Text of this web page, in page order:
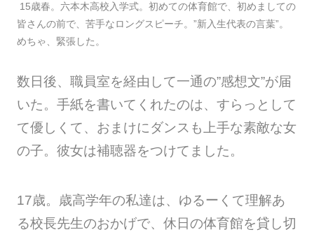
15歳春。六本木高校入学式。初めての体育館で、初めましての
皆さんの前で、苦手なロングスピーチ。”新入生代表の言葉”。
めちゃ、緊張した。
数日後、職員室を経由して一通の”感想文”が届
いた。手紙を書いてくれたのは、すらっとして
て優しくて、おまけにダンスも上手な素敵な女
の子。彼女は補聴器をつけてました。
17歳。歳高学年の私達は、ゆるーくて理解あ
る校長先生のおかげで、休日の体育館を貸し切